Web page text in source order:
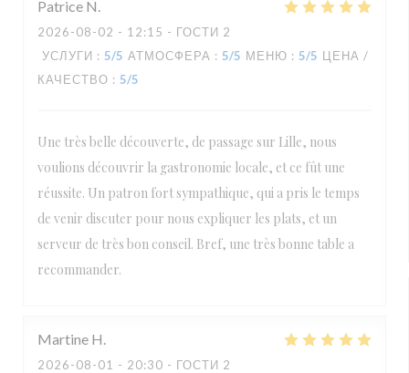
Patrice N
2026-08-02 - 12:15 - ГОСТИ 2
УСЛУГИ : 5/5 АТМОСФЕРА : 5/5 МЕНЮ : 5/5 ЦЕНА /
КАЧЕСТВО : 5/5
Une très belle découverte, de passage sur Lille, nous
voulions découvrir la gastronomie locale, et ce fût une
réussite. Un patron fort sympathique, qui a pris le temps
de venir discuter pour nous expliquer les plats, et un
serveur de très bon conseil. Bref, une très bonne table a
recommander.
Martine H
2026-08-01 - 20:30 - ГОСТИ 2